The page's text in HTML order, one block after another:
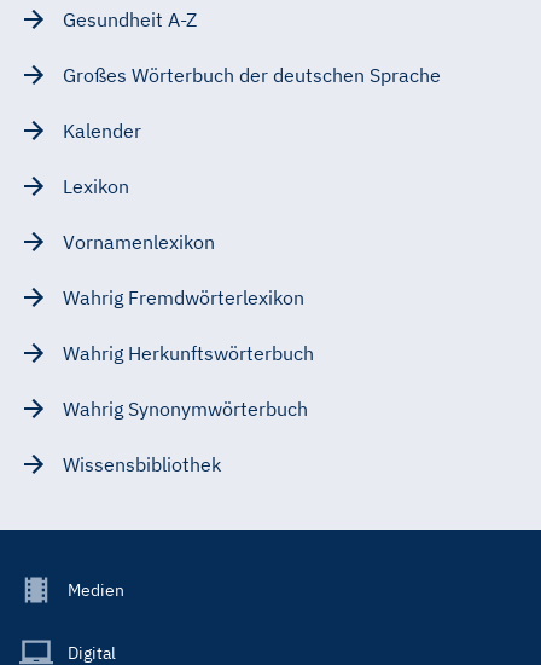
Gesundheit A-Z
Großes Wörterbuch der deutschen Sprache
Kalender
Lexikon
Vornamenlexikon
Wahrig Fremdwörterlexikon
Wahrig Herkunftswörterbuch
Wahrig Synonymwörterbuch
Wissensbibliothek
Footer
Main
Medien
Digital